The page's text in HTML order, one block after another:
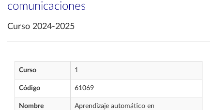
comunicaciones
Curso 2024-2025
Curso 1
Código 61069
Nombre
Aprendizaje automático en